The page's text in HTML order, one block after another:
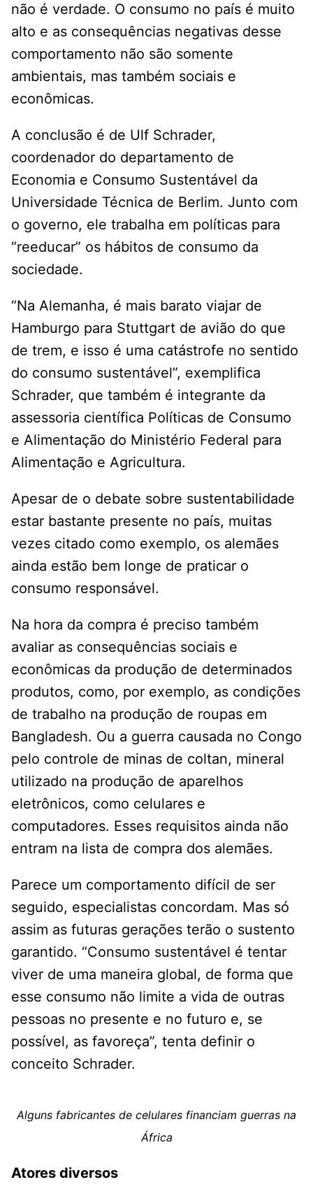
não é verdade. O consumo no país é muito
alto e as consequências negativas desse
comportamento não são somente
ambientais, mas também sociais e
econômicas.
A conclusão é de Ulf Schrader,
coordenador do departamento de
Economia e Consumo Sustentável da
Universidade Técnica de Berlim. Junto com
o governo, ele trabalha em políticas para
“reeducar” os hábitos de consumo da
sociedade.
“Na Alemanha, é mais barato viajar de
Hamburgo para Stuttgart de avião do que
de trem, e isso é uma catástrofe no sentido
do consumo sustentável”, exemplifica
Schrader, que também é integrante da
assessoria científica Políticas de Consumo
e Alimentação do Ministério Federal para
Alimentação e Agricultura.
Apesar de o debate sobre sustentabilidade
estar bastante presente no país, muitas
vezes citado como exemplo, os alemães
ainda estão bem longe de praticar o
consumo responsável.
Na hora da compra é preciso também
avaliar as consequências sociais e
econômicas da produção de determinados
produtos, como, por exemplo, as condições
de trabalho na produção de roupas em
Bangladesh. Ou a guerra causada no Congo
pelo controle de minas de coltan, mineral
utilizado na produção de aparelhos
eletrônicos, como celulares e
computadores. Esses requisitos ainda não
entram na lista de compra dos alemães.
Parece um comportamento difícil de ser
seguido, especialistas concordam. Mas só
assim as futuras gerações terão o sustento
garantido. “Consumo sustentável é tentar
viver de uma maneira global, de forma que
esse consumo não limite a vida de outras
pessoas no presente e no futuro e, se
possível, as favoreça”, tenta definir o
conceito Schrader.
Alguns fabricantes de celulares financiam guerras na
África
Atores diversos